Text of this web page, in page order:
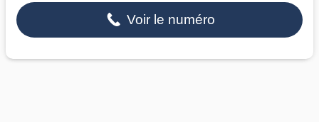
Voir le numéro